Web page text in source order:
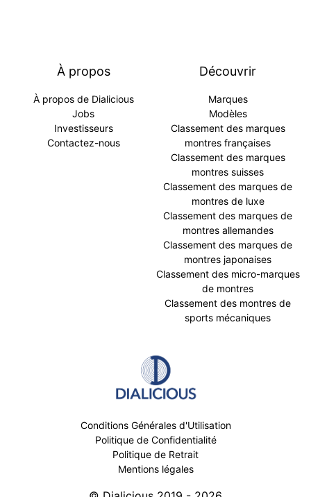
À propos
À propos de Dialicious
Jobs
Investisseurs
Contactez-nous
Découvrir
Marques
Modèles
Classement des marques
montres françaises
Classement des marques
montres suisses
Classement des marques de
montres de luxe
Classement des marques de
montres allemandes
Classement des marques de
montres japonaises
Classement des micro-marques
de montres
Classement des montres de
sports mécaniques
Conditions Générales d'Utilisation
Politique de Confidentialité
Politique de Retrait
Mentions légales